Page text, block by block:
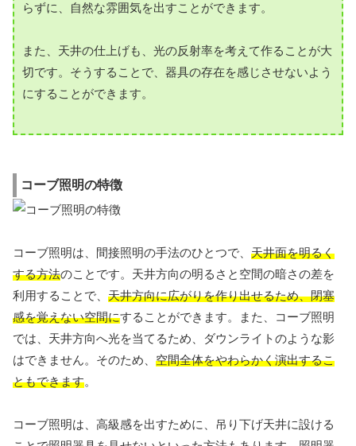
らずに、自然な雰囲気を出すことができます。
また、天井の仕上げも、光の反射率を考えて作ることが大
切です。そうすることで、器具の存在を感じさせないよう
にすることができます。
コーブ照明の特徴
コーブ照明は、間接照明の手法のひとつで、 天井面を明るく
する方法のことです。天井方向の明るさと空間の暗さの差を
利用することで、 天井方向に広がりを作り出せるため、閉塞
感を覚えない空間にすることができます。また、コーブ照明
では、天井方向へ光を当てるため、ダウンライトのような影
はできません。そのため、 空間全体をやわらかく演出するこ
ともできます。
コーブ照明は、高級感を出すために、吊り下げ天井に設ける